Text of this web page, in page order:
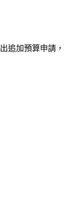
追加預算申請，